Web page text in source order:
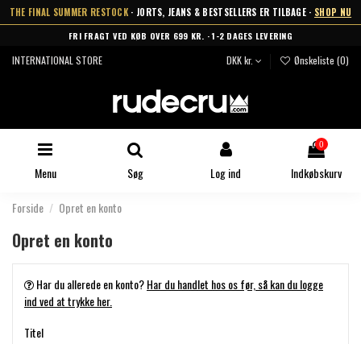
THE FINAL SUMMER RESTOCK · JORTS, JEANS & BESTSELLERS ER TILBAGE · SHOP NU
FRI FRAGT VED KØB OVER 699 KR. · 1-2 DAGES LEVERING
INTERNATIONAL STORE DKK kr. Ønskeliste (0)
Menu Søg Log ind
0
Indkøbskurv
Forside Opret en konto
Opret en konto
Har du allerede en konto?Har du handlet hos os før, så kan du logge
ind ved at trykke her.
Titel